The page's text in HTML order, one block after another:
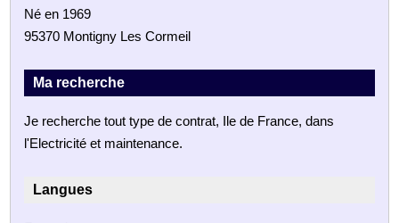
Né en 1969
95370 Montigny Les Cormeil
Ma recherche
Je recherche tout type de contrat, Ile de France, dans
l'Electricité et maintenance.
Langues